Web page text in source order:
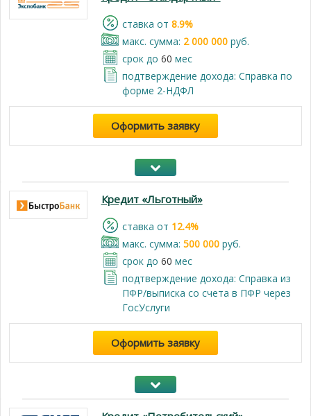
cтавка от 8.9%
макс. сумма: 2 000 000руб.
срок до 60 мес
подтверждение дохода: Справка по
форме 2-НДФЛ
Оформить заявку
Кредит «Льготный»
cтавка от 12.4%
макс. сумма: 500 000руб.
срок до 60 мес
подтверждение дохода: Справка из
ПФР/выписка со счета в ПФР через
ГосУслуги
Оформить заявку